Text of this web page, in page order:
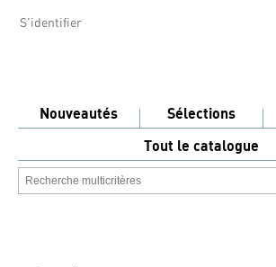
S'identifier
Nouveautés Sélections
Tout le catalogue